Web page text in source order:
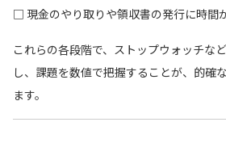
□ 現金のやり取りや領収書の発行に時間
これらの各段階で、ストップウォッチな
し、課題を数値で把握することが、的確
ます。